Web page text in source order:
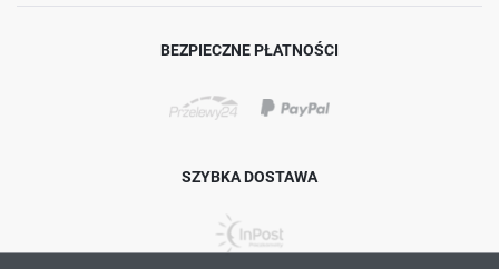
BEZPIECZNE PŁATNOŚCI
SZYBKA DOSTAWA